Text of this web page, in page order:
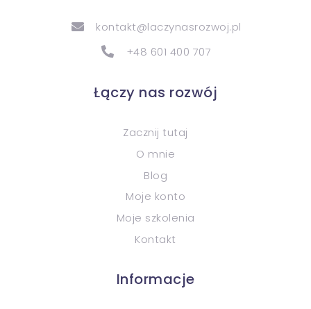
kontakt@laczynasrozwoj.pl
+48 601 400 707
Łączy nas rozwój
Zacznij tutaj
O mnie
Blog
Moje konto
Moje szkolenia
Kontakt
Informacje